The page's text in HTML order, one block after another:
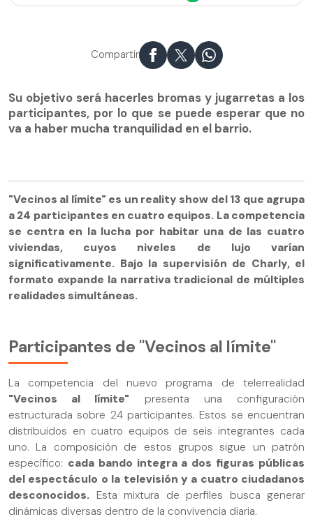
Compartir
Su objetivo será hacerles bromas y jugarretas a los
participantes, por lo que se puede esperar que no
va a haber mucha tranquilidad en el barrio.
"Vecinos al límite" es un reality show del 13 que agrupa
a 24 participantes en cuatro equipos. La competencia
se centra en la lucha por habitar una de las cuatro
viviendas, cuyos niveles de lujo varían
significativamente. Bajo la supervisión de Charly, el
formato expande la narrativa tradicional de múltiples
realidades simultáneas.
Participantes de "Vecinos al límite"
La competencia del nuevo programa de telerrealidad
"Vecinos al límite" presenta una configuración
estructurada sobre 24 participantes. Estos se encuentran
distribuidos en cuatro equipos de seis integrantes cada
uno. La composición de estos grupos sigue un patrón
específico: cada bando integra a dos figuras públicas
del espectáculo o la televisión y a cuatro ciudadanos
desconocidos. Esta mixtura de perfiles busca generar
dinámicas diversas dentro de la convivencia diaria.